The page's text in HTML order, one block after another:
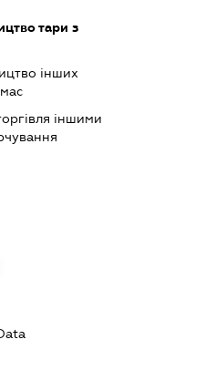
тари з
інших
іншими